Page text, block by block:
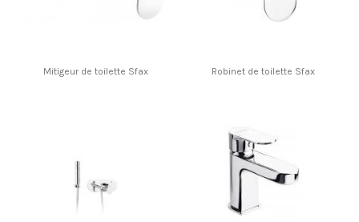
Mitigeur de toilette Sfax Robinet de toilette Sfax